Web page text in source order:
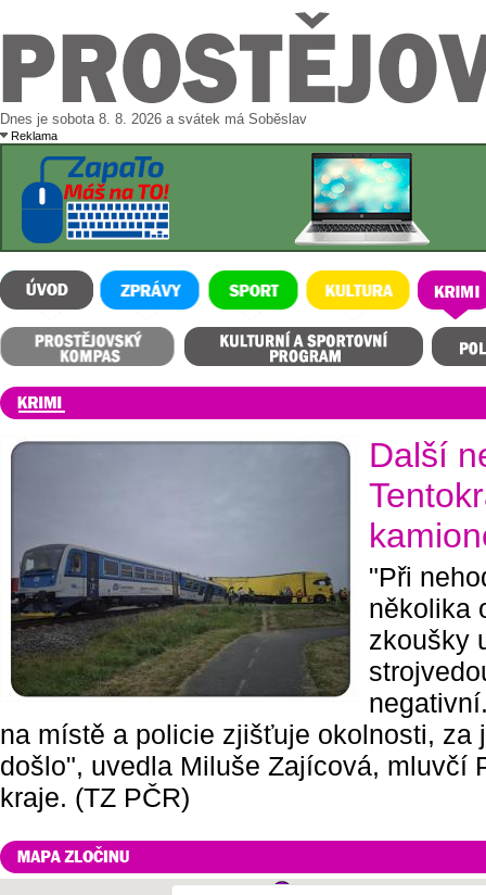
Dnes je sobota 8. 8. 2026 a svátek má Soběslav
Reklama
ÚVOD ZPRÁVY SPORT KULTURA KRIMI
Prostějovský kompas
Další
"Při
několika
zkoušky
na místě a policie zjišťuje okolnosti, za
došlo", uvedla Miluše Zajícová, mluvčí
kraje. (TZ PČR)